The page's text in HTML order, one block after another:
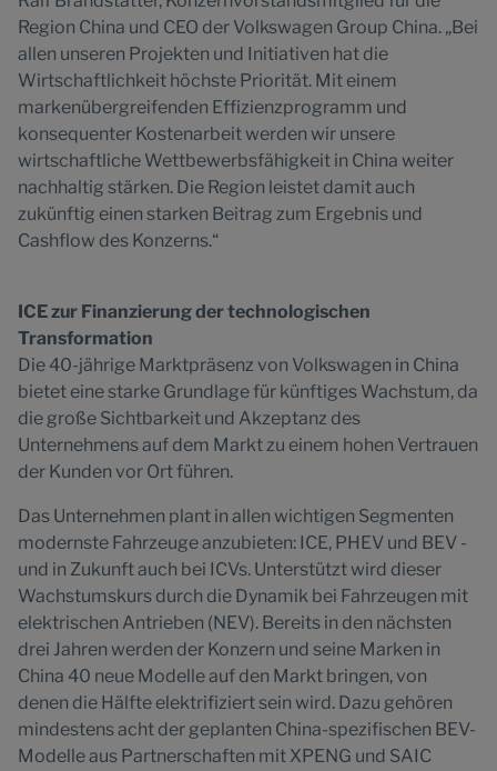
Region China und CEO der Volkswagen Group China. „Bei
allen unseren Projekten und Initiativen hat die
Wirtschaftlichkeit höchste Priorität. Mit einem
markenübergreifenden Effizienzprogramm und
konsequenter Kostenarbeit werden wir unsere
wirtschaftliche Wettbewerbsfähigkeit in China weiter
nachhaltig stärken. Die Region leistet damit auch
zukünftig einen starken Beitrag zum Ergebnis und
Cashflow des Konzerns.“
ICE zur Finanzierung der technologischen
Transformation
Die 40-jährige Marktpräsenz von Volkswagen in China
bietet eine starke Grundlage für künftiges Wachstum, da
die große Sichtbarkeit und Akzeptanz des
Unternehmens auf dem Markt zu einem hohen Vertrauen
der Kunden vor Ort führen.
Das Unternehmen plant in allen wichtigen Segmenten
modernste Fahrzeuge anzubieten: ICE, PHEV und BEV -
und in Zukunft auch bei ICVs. Unterstützt wird dieser
Wachstumskurs durch die Dynamik bei Fahrzeugen mit
elektrischen Antrieben (NEV). Bereits in den nächsten
drei Jahren werden der Konzern und seine Marken in
China 40 neue Modelle auf den Markt bringen, von
denen die Hälfte elektrifiziert sein wird. Dazu gehören
mindestens acht der geplanten China-spezifischen BEV-
Modelle aus Partnerschaften mit XPENG und SAIC